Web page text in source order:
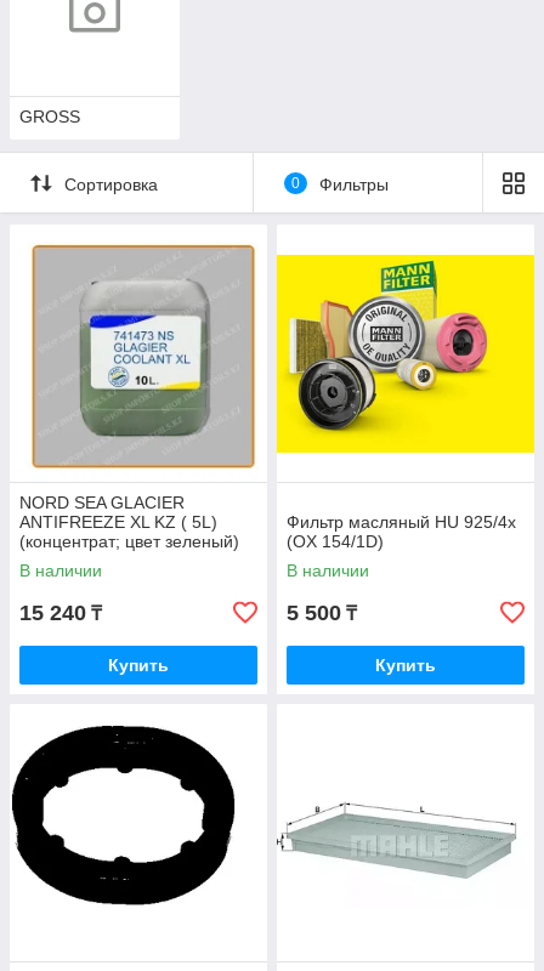
GROSS
Сортировка 0 Фильтры
NORD SEA GLACIER
ANTIFREEZE XL KZ ( 5L)
(концентрат; цвет зеленый)
В наличии
15 240 ₸
Купить
Фильтр масляный HU 925/4x
(OX 154/1D)
В наличии
5 500 ₸
Купить